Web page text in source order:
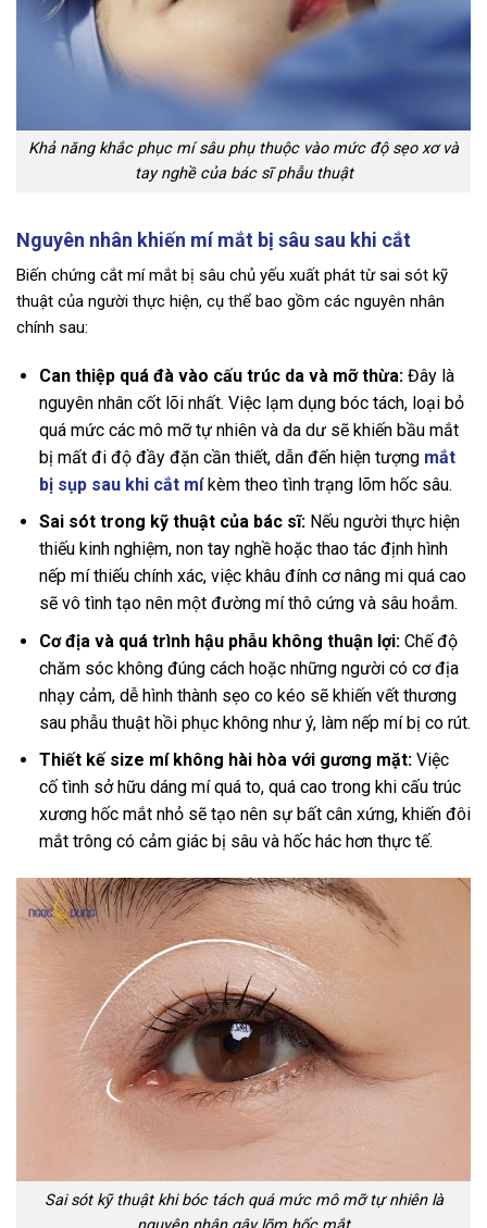
Khả năng khắc phục mí sâu phụ thuộc vào mức độ sẹo xơ và
tay nghề của bác sĩ phẫu thuật
Nguyên nhân khiến mí mắt bị sâu sau khi cắt
Biến chứng cắt mí mắt bị sâu chủ yếu xuất phát từ sai sót kỹ
thuật của người thực hiện, cụ thể bao gồm các nguyên nhân
chính sau:
Can thiệp quá đà vào cấu trúc da và mỡ thừa:Đây là
nguyên nhân cốt lõi nhất. Việc lạm dụng bóc tách, loại bỏ
quá mức các mô mỡ tự nhiên và da dư sẽ khiến bầu mắt
bị mất đi độ đầy đặn cần thiết, dẫn đến hiện tượng mắt
bị sụp sau khi cắt míkèm theo tình trạng lõm hốc sâu.
Sai sót trong kỹ thuật của bác sĩ: Nếu người thực hiện
thiếu kinh nghiệm, non tay nghề hoặc thao tác định hình
nếp mí thiếu chính xác, việc khâu đính cơ nâng mi quá cao
sẽ vô tình tạo nên một đường mí thô cứng và sâu hoắm.
Cơ địa và quá trình hậu phẫu không thuận lợi:Chế độ
chăm sóc không đúng cách hoặc những người có cơ địa
nhạy cảm, dễ hình thành sẹo co kéo sẽ khiến vết thương
sau phẫu thuật hồi phục không như ý, làm nếp mí bị co rút.
Thiết kế size mí không hài hòa với gương mặt:Việc
cố tình sở hữu dáng mí quá to, quá cao trong khi cấu trúc
xương hốc mắt nhỏ sẽ tạo nên sự bất cân xứng, khiến đôi
mắt trông có cảm giác bị sâu và hốc hác hơn thực tế.
Sai sót kỹ thuật khi bóc tách quá mức mô mỡ tự nhiên là